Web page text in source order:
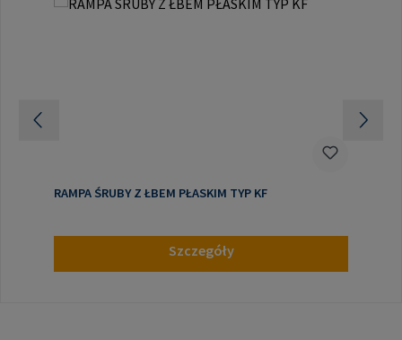
RAMPA ŚRUBY Z ŁBEM PŁASKIM TYP KF
Szczegóły